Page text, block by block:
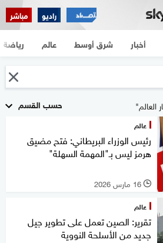
راديو مباشر
أخبار شرق أوسط عالم رياضة
حسب القسم
عالم
رئيس الوزراء البريطاني: فتح مضيق
هرمز ليس بـ"المهمة السهلة"
l 16 مارس 2026
عالم
تقرير: الصين تعمل على تطوير جيل
جديد من الأسلحة النووية